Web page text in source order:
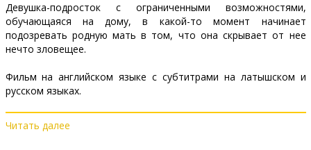
Девушка-подросток с ограниченными возможностями,
обучающаяся на дому, в какой-то момент начинает
подозревать родную мать в том, что она скрывает от нее
нечто зловещее.
Фильм на английском языке с субтитрами на латышском и
русском языках.
Дистрибьютор:
Читать далее